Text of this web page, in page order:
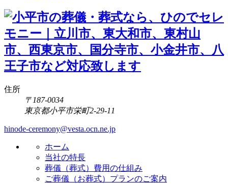
住所
〒187-0034
東京都小平市栄町2-29-11
hinode-ceremony@vesta.ocn.ne.jp
ホーム
当社の特長
葬儀（葬式）費用の仕組み
ご葬儀（お葬式）プランのご案内